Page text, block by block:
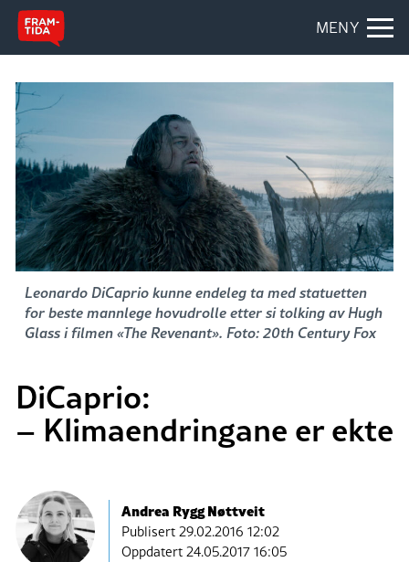
MENY
Leonardo DiCaprio kunne endeleg ta med statuetten
for beste mannlege hovudrolle etter si tolking av Hugh
Glass i filmen «The Revenant». Foto: 20th Century Fox
DiCaprio:
– Klimaendringane er ekte
Andrea Rygg Nøttveit
Publisert29.02.2016 12:02
Oppdatert 24.05.2017 16:05